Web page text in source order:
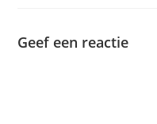
Geef een reactie